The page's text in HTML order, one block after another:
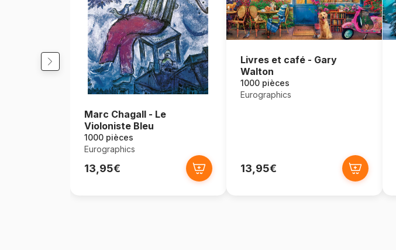
Marc Chagall - Le
Violoniste Bleu
1000 pièces
Eurographics
13,95€
Livres et café - Gary
Walton
1000 pièces
Eurographics
13,95€